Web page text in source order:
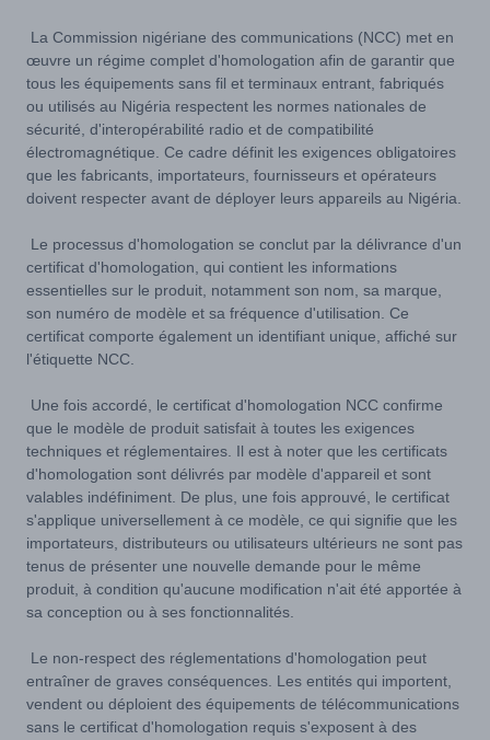
La Commission nigériane des communications (NCC) met en
œuvre un régime complet d'homologation afin de garantir que
tous les équipements sans fil et terminaux entrant, fabriqués
ou utilisés au Nigéria respectent les normes nationales de
sécurité, d'interopérabilité radio et de compatibilité
électromagnétique. Ce cadre définit les exigences obligatoires
que les fabricants, importateurs, fournisseurs et opérateurs
doivent respecter avant de déployer leurs appareils au Nigéria.
Le processus d'homologation se conclut par la délivrance d'un
certificat d'homologation, qui contient les informations
essentielles sur le produit, notamment son nom, sa marque,
son numéro de modèle et sa fréquence d'utilisation. Ce
certificat comporte également un identifiant unique, affiché sur
l'étiquette NCC.
Une fois accordé, le certificat d'homologation NCC confirme
que le modèle de produit satisfait à toutes les exigences
techniques et réglementaires. Il est à noter que les certificats
d'homologation sont délivrés par modèle d'appareil et sont
valables indéfiniment. De plus, une fois approuvé, le certificat
s'applique universellement à ce modèle, ce qui signifie que les
importateurs, distributeurs ou utilisateurs ultérieurs ne sont pas
tenus de présenter une nouvelle demande pour le même
produit, à condition qu'aucune modification n'ait été apportée à
sa conception ou à ses fonctionnalités.
Le non-respect des réglementations d'homologation peut
entraîner de graves conséquences. Les entités qui importent,
vendent ou déploient des équipements de télécommunications
sans le certificat d'homologation requis s'exposent à des